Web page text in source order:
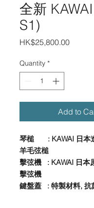
全新
S1)
HK$25,800.00Price
Quantity *
Add to
琴槌 : KAWAI 日本
羊毛弦槌
擊弦機 : KAWAI 日本
擊弦機
鍵盤蓋 : 特製材料, 抗